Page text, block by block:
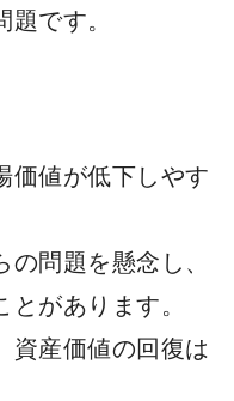
です。
価値が低下しやす
問題を懸念し、
があります。
資産価値の回復は